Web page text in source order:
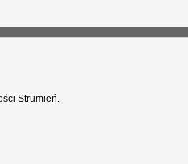
Strumień.